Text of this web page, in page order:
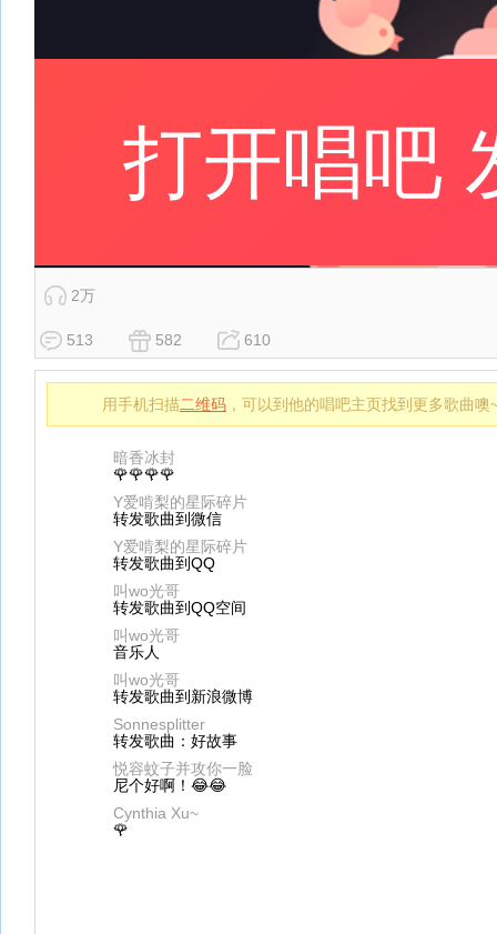
2万
513 582 610
用手机扫描二维码 ，可以到他的唱吧主页找到更多歌曲噢
暗香冰封
🌹🌹🌹🌹
Y爱啃梨的星际碎片
转发歌曲到微信
Y爱啃梨的星际碎片
转发歌曲到QQ
叫wo光哥
转发歌曲到QQ空间
叫wo光哥
音乐人
叫wo光哥
转发歌曲到新浪微博
Sonnesplitter
转发歌曲：好故事
尼个好啊！😂😂
Cynthia Xu~
🌹